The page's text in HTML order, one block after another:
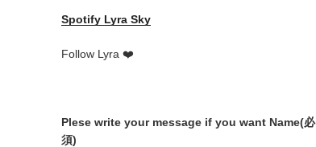
Spotify Lyra Sky
Follow Lyra ❤️
Plese write your message if you want Name(必
須)